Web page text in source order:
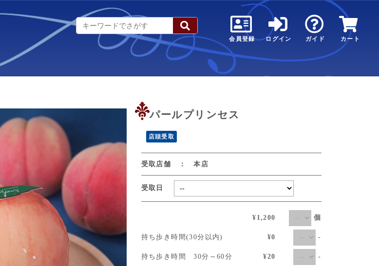
会員登録 ログイン ガイド カート
パールプリンセス
店頭受取
受取店舗 ： 本店
受取日
¥1,200 個
持ち歩き時間(30分以内) ¥0 -
持ち歩き時間 30分～60分 ¥20 -